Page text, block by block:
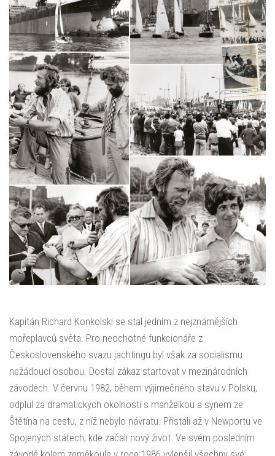
Kapitán Richard Konkolski se stal jedním z nejznámějších
mořeplavců světa. Pro neochotné funkcionáře z
Československého svazu jachtingu byl však za socialismu
nežádoucí osobou. Dostal zákaz startovat v mezinárodních
závodech. V červnu 1982, během výjimečného stavu v Polsku,
odplul za dramatických okolností s manželkou a synem ze
Štětína na cestu, z níž nebylo návratu. Přistáli až v Newportu ve
Spojených státech, kde začali nový život. Ve svém posledním